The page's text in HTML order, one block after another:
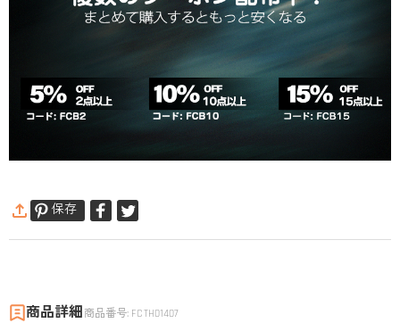
保存
商品詳細 商品番号: FCTH01407